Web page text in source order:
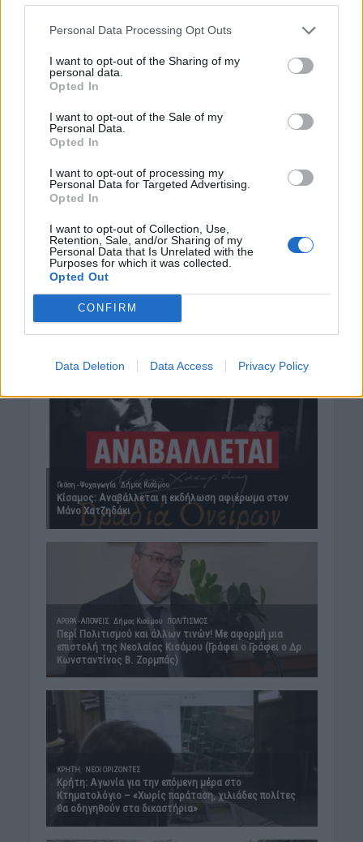
Personal Data Processing Opt Outs
I want to opt-out of the Sharing of my
personal data.
Opted In
I want to opt-out of the Sale of my
Personal Data.
Opted In
I want to opt-out of processing my
Personal Data for Targeted Advertising.
Opted In
I want to opt-out of Collection, Use,
Retention, Sale, and/or Sharing of my
Personal Data that Is Unrelated with the
Purposes for which it was collected.
Opted Out
CONFIRM
Data Deletion Data Access Privacy Policy